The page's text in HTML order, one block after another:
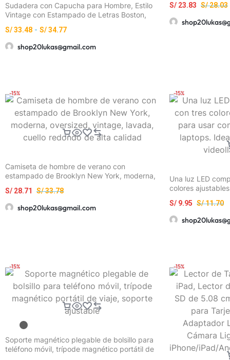
Sudadera con Capucha para Hombre, Estilo
Vintage con Estampado de Letras Boston,
Sólido con Estampado Gráfico, Manga Larga
Casual
S/33.48 - S/34.77
shop20lukas@gmail.com
casual K01
S/28.03
S/ 23.83
-15%
Camiseta de hombre de verano con
estampado de Brooklyn New York, moderna,
alta calidad
S/33.78
S/ 28.71
shop20lukas@gmail.com
-15%
Una luz LED
colores
mejorar selfies,
S/11.70
S/ 9.95
-15%
Soporte magnético plegable de bolsillo para
teléfono móvil, trípode magnético portátil de
-15%